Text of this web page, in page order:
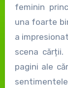
feminin
una foarte
a
scena
pagini ale